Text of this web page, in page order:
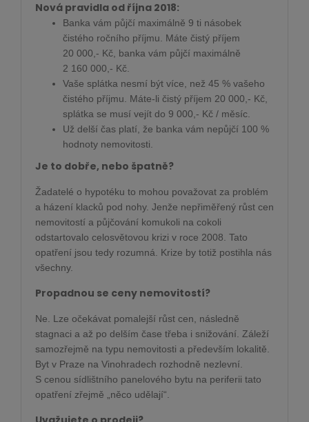
Nová pravidla od října 2018:
Banka vám půjčí maximálně 9 ti násobek
čistého ročního příjmu. Máte čistý příjem
20 000,- Kč, banka vám půjčí maximálně
2 160 000,- Kč.
Vaše splátka nesmí být více, než 45 % vašeho
čistého příjmu. Máte-li čistý příjem 20 000,- Kč,
splátka se musí vejít do 9 000,- Kč / měsíc.
Už delší čas platí, že banka vám nepůjčí 100 %
hodnoty nemovitosti.
Je to dobře, nebo špatně?
Žadatelé o hypotéku to mohou považovat za problém
a házení klacků pod nohy. Jenže nepřiměřený růst cen
nemovitostí a půjčování komukoli na cokoli
odstartovalo celosvětovou krizi v roce 2008. Tato
opatření jsou tedy rozumná. Krize by totiž postihla nás
všechny.
Propadnou se ceny nemovitostí?
Ne. Lze očekávat pomalejší růst cen, následně
stagnaci a až po delším čase třeba i snižování. Záleží
samozřejmě na typu nemovitosti a především lokalitě.
Byt v Praze na Vinohradech rozhodně nezlevní.
S cenou sídlištního panelového bytu na periferii tato
opatření zřejmě „něco udělají“.